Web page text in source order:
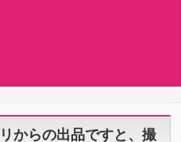
からの出品ですと、撮